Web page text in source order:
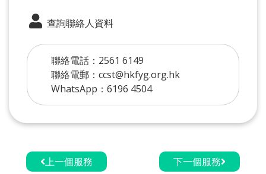
查詢聯絡人資料
聯絡電話：2561 6149
聯絡電郵：ccst@hkfyg.org.hk
WhatsApp：6196 4504
上一個服務 下一個服務